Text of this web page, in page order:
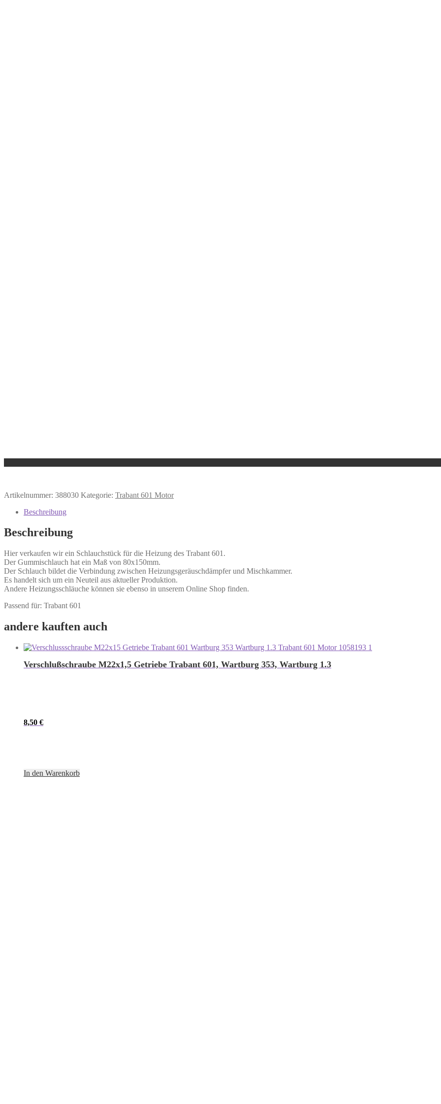
Artikelnummer: 388030 Kategorie: Trabant 601 Motor
Beschreibung
Beschreibung
Hier verkaufen wir ein Schlauchstück für die Heizung des Trabant 601.
Der Gummischlauch hat ein Maß von 80x150mm.
Der Schlauch bildet die Verbindung zwischen Heizungsgeräuschdämpfer und Mischkammer.
Es handelt sich um ein Neuteil aus aktueller Produktion.
Andere Heizungsschläuche können sie ebenso in unserem Online Shop finden.
Passend für: Trabant 601
andere kauften auch
Verschlußschraube M22x1,5 Getriebe Trabant 601, Wartburg 353, Wartburg 1.3
8,50 €
In den Warenkorb